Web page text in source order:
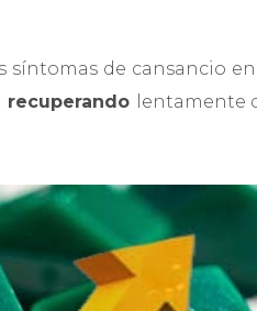
síntomas de cansancio en
recuperando
lentamente